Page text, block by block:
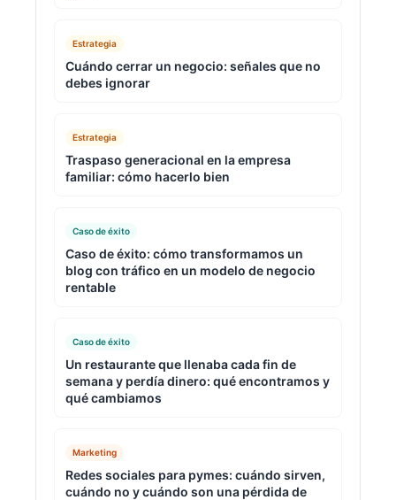
Estrategia
Cuándo cerrar un negocio: señales que no
debes ignorar
Estrategia
Traspaso generacional en la empresa
familiar: cómo hacerlo bien
Caso de éxito
Caso de éxito: cómo transformamos un
blog con tráfico en un modelo de negocio
rentable
Caso de éxito
Un restaurante que llenaba cada fin de
semana y perdía dinero: qué encontramos y
qué cambiamos
Marketing
Redes sociales para pymes: cuándo sirven,
cuándo no y cuándo son una pérdida de